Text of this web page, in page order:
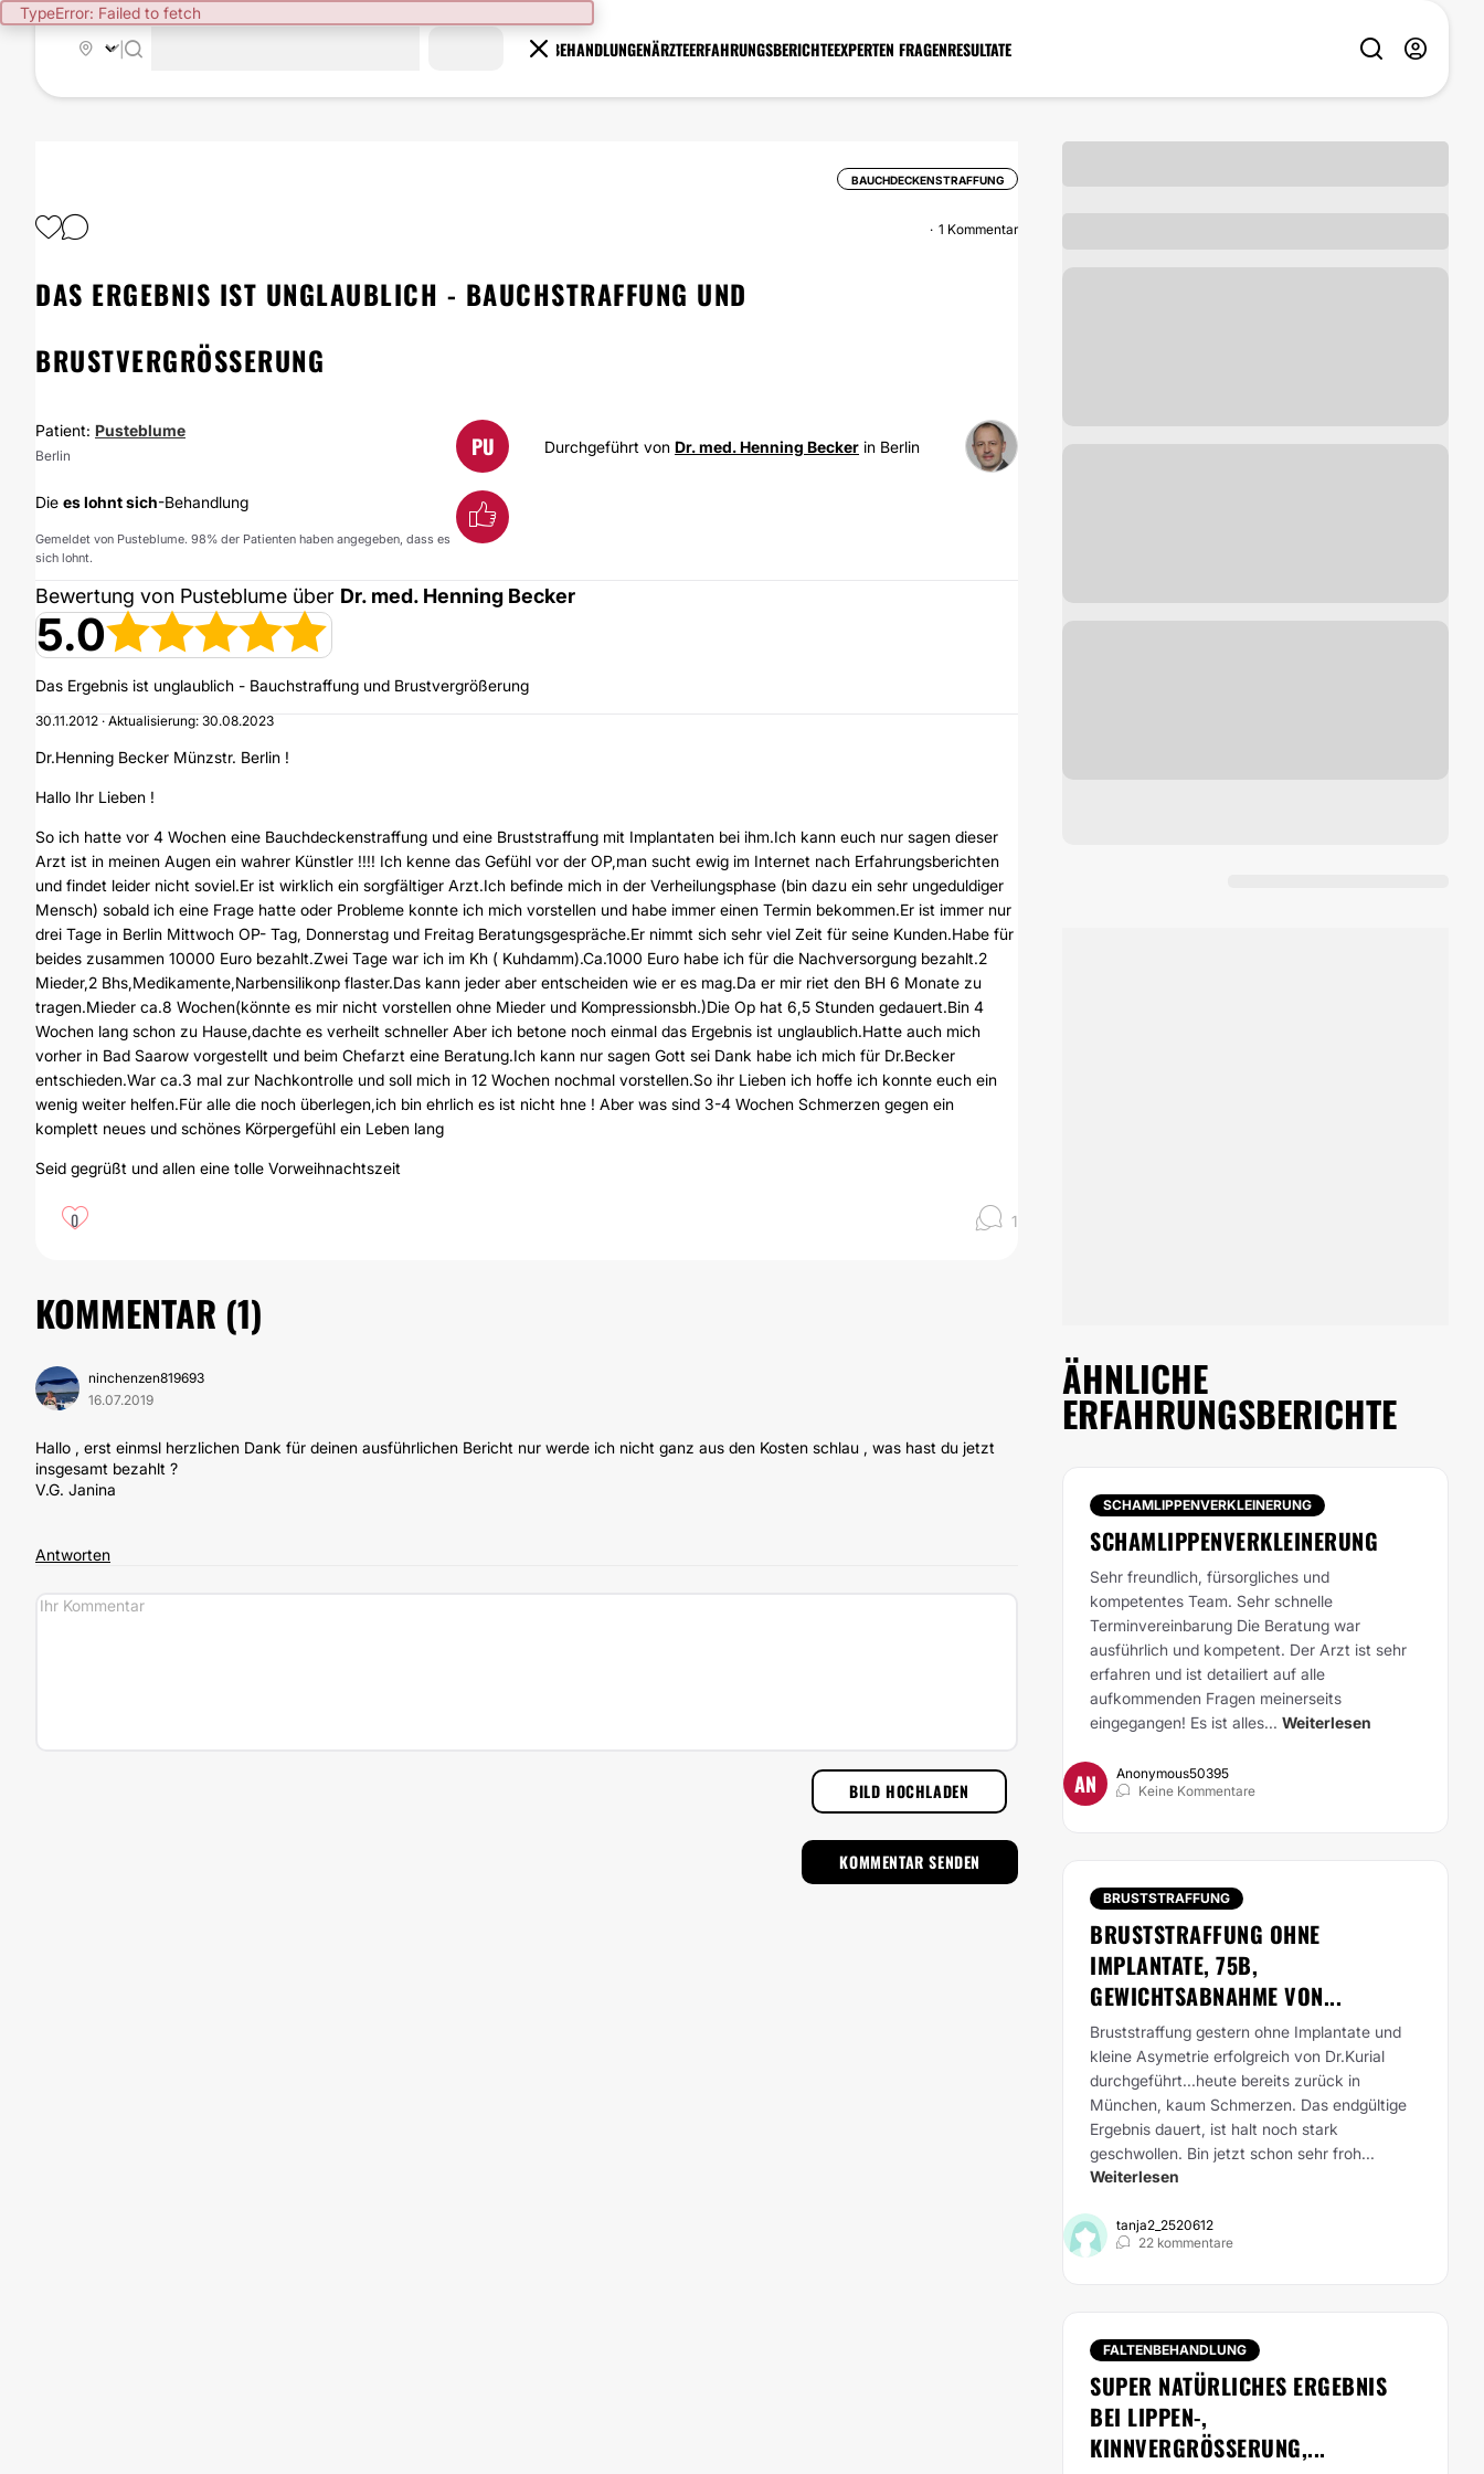
TypeError: Failed to fetch
BEHANDLUNGENÄRZTEERFAHRUNGSBERICHTEEXPERTEN FRAGENRESULTATE
BAUCHDECKENSTRAFFUNG
1 Kommentar
DAS ERGEBNIS IST UNGLAUBLICH - BAUCHSTRAFFUNG UND
BRUSTVERGRÖSSERUNG
Patient: Pusteblume
Berlin PU Durchgeführt von Dr. med. Henning Becker in Berlin
Die es lohnt sich-Behandlung
Gemeldet von Pusteblume. 98% der Patienten haben angegeben, dass es
sich lohnt.
Bewertung von Pusteblume über Dr. med. Henning Becker
5.0
Das Ergebnis ist unglaublich - Bauchstraffung und Brustvergrößerung
30.11.2012 · Aktualisierung: 30.08.2023
Dr.Henning Becker Münzstr. Berlin !
Hallo Ihr Lieben !
So ich hatte vor 4 Wochen eine Bauchdeckenstraffung und eine Bruststraffung mit Implantaten bei ihm.Ich kann euch nur sagen dieser
Arzt ist in meinen Augen ein wahrer Künstler !!!! Ich kenne das Gefühl vor der OP,man sucht ewig im Internet nach Erfahrungsberichten
und findet leider nicht soviel.Er ist wirklich ein sorgfältiger Arzt.Ich befinde mich in der Verheilungsphase (bin dazu ein sehr ungeduldiger
Mensch) sobald ich eine Frage hatte oder Probleme konnte ich mich vorstellen und habe immer einen Termin bekommen.Er ist immer nur
drei Tage in Berlin Mittwoch OP- Tag, Donnerstag und Freitag Beratungsgespräche.Er nimmt sich sehr viel Zeit für seine Kunden.Habe für
beides zusammen 10000 Euro bezahlt.Zwei Tage war ich im Kh ( Kuhdamm).Ca.1000 Euro habe ich für die Nachversorgung bezahlt.2
Mieder,2 Bhs,Medikamente,Narbensilikonp flaster.Das kann jeder aber entscheiden wie er es mag.Da er mir riet den BH 6 Monate zu
tragen.Mieder ca.8 Wochen(könnte es mir nicht vorstellen ohne Mieder und Kompressionsbh.)Die Op hat 6,5 Stunden gedauert.Bin 4
Wochen lang schon zu Hause,dachte es verheilt schneller Aber ich betone noch einmal das Ergebnis ist unglaublich.Hatte auch mich
vorher in Bad Saarow vorgestellt und beim Chefarzt eine Beratung.Ich kann nur sagen Gott sei Dank habe ich mich für Dr.Becker
entschieden.War ca.3 mal zur Nachkontrolle und soll mich in 12 Wochen nochmal vorstellen.So ihr Lieben ich hoffe ich konnte euch ein
wenig weiter helfen.Für alle die noch überlegen,ich bin ehrlich es ist nicht hne ! Aber was sind 3-4 Wochen Schmerzen gegen ein
komplett neues und schönes Körpergefühl ein Leben lang
Seid gegrüßt und allen eine tolle Vorweihnachtszeit
0 1
KOMMENTAR (1)
ninchenzen819693
16.07.2019
Hallo , erst einmsl herzlichen Dank für deinen ausführlichen Bericht nur werde ich nicht ganz aus den Kosten schlau , was hast du jetzt
insgesamt bezahlt ?
V.G. Janina
Antworten
BILD HOCHLADEN
ÄHNLICHE
ERFAHRUNGSBERICHTE
SCHAMLIPPENVERKLEINERUNG
SCHAMLIPPENVERKLEINERUNG
Sehr freundlich, fürsorgliches und
kompetentes Team. Sehr schnelle
Terminvereinbarung Die Beratung war
ausführlich und kompetent. Der Arzt ist sehr
erfahren und ist detailiert auf alle
aufkommenden Fragen meinerseits
eingegangen! Es ist alles... Weiterlesen
AN
Anonymous50395
Keine Kommentare
BRUSTSTRAFFUNG
BRUSTSTRAFFUNG OHNE
IMPLANTATE, 75B,
GEWICHTSABNAHME VON...
Bruststraffung gestern ohne Implantate und
kleine Asymetrie erfolgreich von Dr.Kurial
durchgeführt...heute bereits zurück in
München, kaum Schmerzen. Das endgültige
Ergebnis dauert, ist halt noch stark
geschwollen. Bin jetzt schon sehr froh...
Weiterlesen
tanja2_2520612
22 kommentare
FALTENBEHANDLUNG
SUPER NATÜRLICHES ERGEBNIS
BEI LIPPEN-,
KINNVERGRÖSSERUNG,...